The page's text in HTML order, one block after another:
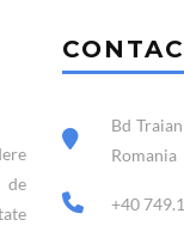
de
Bd
Romania
+40